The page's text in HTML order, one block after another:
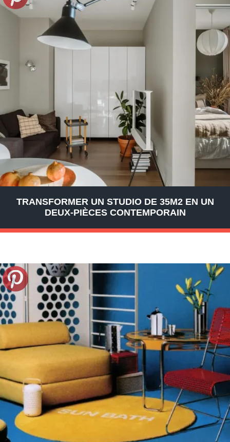
TRANSFORMER UN STUDIO DE 35M2 EN UN
DEUX-PIÈCES CONTEMPORAIN